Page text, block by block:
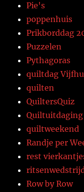
Pie's
poppenhuis
Prikborddag
Puzzelen
Pythagoras
quiltdag
quilten
QuiltersQuiz
Quiltuitdaging
quiltweekend
Randje per
rest
Row by Row